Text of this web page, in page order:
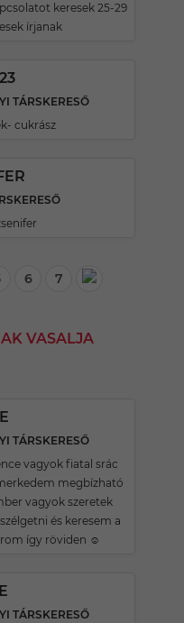
keresek 25-29
írjanak
TÁRSKERESŐ
cukrász
6 7
VASALJA
TÁRSKERESŐ
vagyok fiatal srác
megbízható
vagyok szeretek
és keresem a
így röviden ☺️
TÁRSKERESŐ